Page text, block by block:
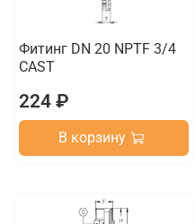
Фитинг DN 20 NPTF 3/4
CAST
224 ₽
В корзину